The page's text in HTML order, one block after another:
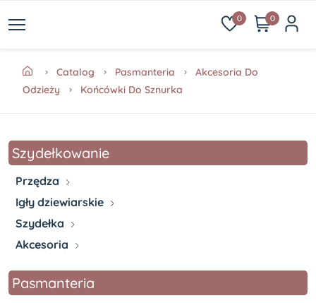
0 0
Catalog Pasmanteria
Akcesoria Do
Odzieży
Końcówki Do Sznurka
Szydełkowanie
Przędza
Igły dziewiarskie
Szydełka
Akcesoria
Pasmanteria